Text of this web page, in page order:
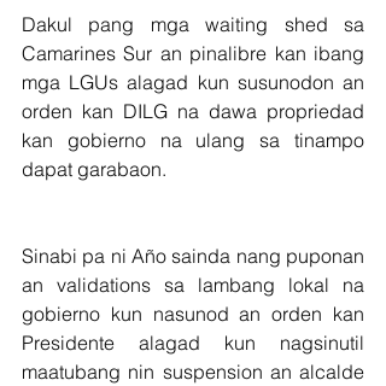
Dakul pang mga waiting shed sa
Camarines Sur an pinalibre kan ibang
mga LGUs alagad kun susunodon an
orden kan DILG na dawa propriedad
kan gobierno na ulang sa tinampo
dapat garabaon.
Sinabi pa ni Año sainda nang puponan
an validations sa lambang lokal na
gobierno kun nasunod an orden kan
Presidente alagad kun nagsinutil
maatubang nin suspension an alcalde